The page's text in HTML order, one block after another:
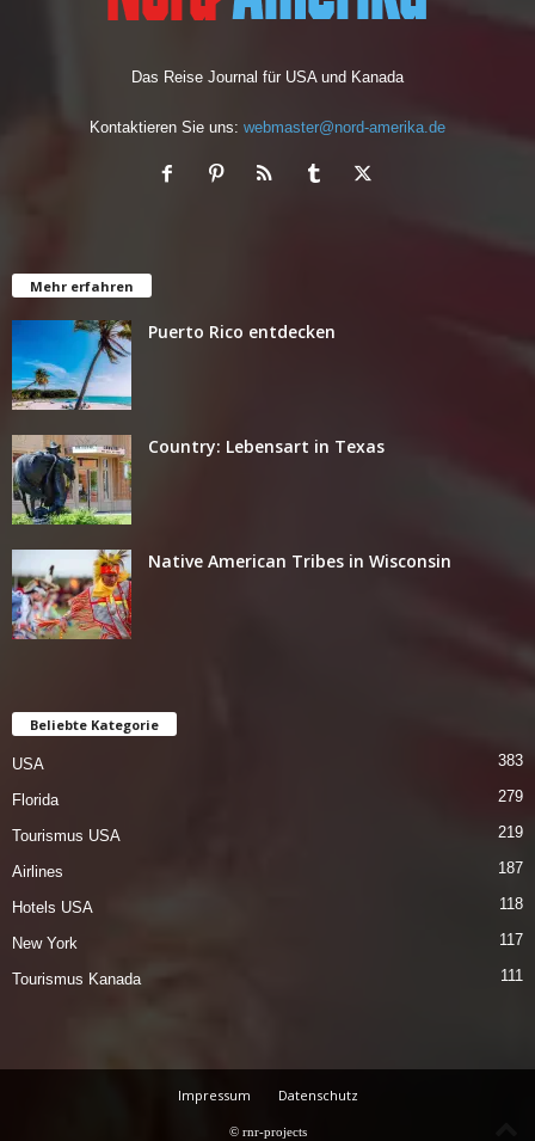
Das Reise Journal für USA und Kanada
Kontaktieren Sie uns: webmaster@nord-amerika.de
Mehr erfahren
Puerto Rico entdecken
Country: Lebensart in Texas
Native American Tribes in Wisconsin
Beliebte Kategorie
USA 383
Florida 279
Tourismus USA 219
Airlines 187
Hotels USA 118
New York 117
Tourismus Kanada 111
Impressum Datenschutz
© rnr-projects